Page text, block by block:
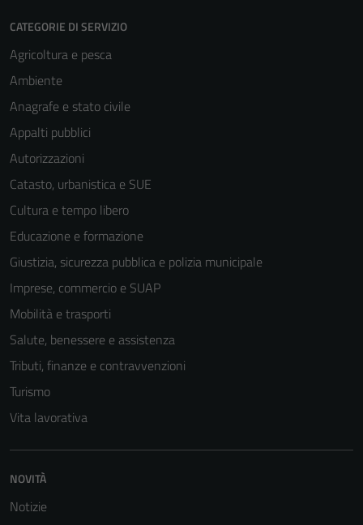
CATEGORIE DI SERVIZIO
Agricoltura e pesca
Ambiente
Anagrafe e stato civile
Appalti pubblici
Autorizzazioni
Catasto, urbanistica e SUE
Cultura e tempo libero
Educazione e formazione
Giustizia, sicurezza pubblica e polizia municipale
Imprese, commercio e SUAP
Mobilità e trasporti
Salute, benessere e assistenza
Tributi, finanze e contravvenzioni
Turismo
Vita lavorativa
NOVITÀ
Notizie
Tecnici
Questi cookie
non raccolgono